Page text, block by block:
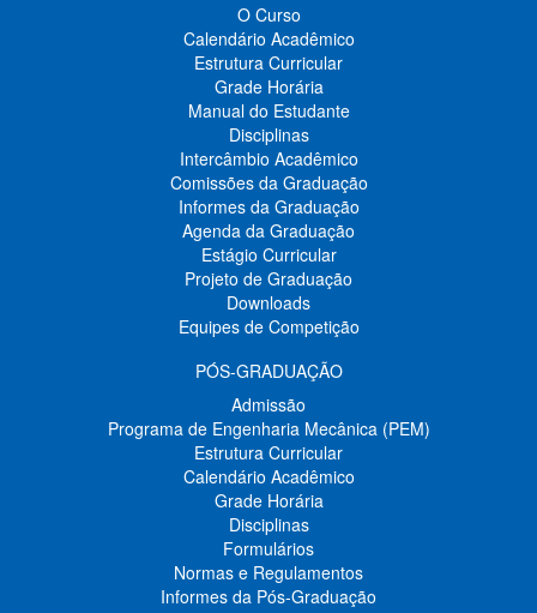
O Curso
Calendário Acadêmico
Estrutura Curricular
Grade Horária
Manual do Estudante
Disciplinas
Intercâmbio Acadêmico
Comissões da Graduação
Informes da Graduação
Agenda da Graduação
Estágio Curricular
Projeto de Graduação
Downloads
Equipes de Competição
PÓS-GRADUAÇÃO
Admissão
Programa de Engenharia Mecânica (PEM)
Estrutura Curricular
Calendário Acadêmico
Grade Horária
Disciplinas
Formulários
Normas e Regulamentos
Informes da Pós-Graduação